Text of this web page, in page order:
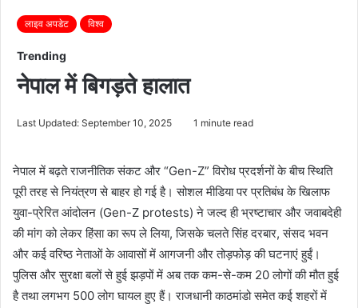
लाइव अपडेट विश्व
Trending
नेपाल में बिगड़ते हालात
Last Updated: September 10, 2025 1 minute read
नेपाल में बढ़ते राजनीतिक संकट और “Gen-Z” विरोध प्रदर्शनों के बीच स्थिति
पूरी तरह से नियंत्रण से बाहर हो गई है। सोशल मीडिया पर प्रतिबंध के खिलाफ
युवा-प्रेरित आंदोलन (Gen-Z protests) ने जल्द ही भ्रष्टाचार और जवाबदेही
की मांग को लेकर हिंसा का रूप ले लिया, जिसके चलते सिंह दरबार, संसद भवन
और कई वरिष्ठ नेताओं के आवासों में आगजनी और तोड़फोड़ की घटनाएं हुईं।
पुलिस और सुरक्षा बलों से हुई झड़पों में अब तक कम-से-कम 20 लोगों की मौत हुई
है तथा लगभग 500 लोग घायल हुए हैं। राजधानी काठमांडो समेत कई शहरों में